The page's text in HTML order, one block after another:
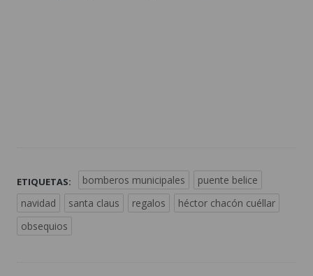
ETIQUETAS: bomberos municipales
puente belice
navidad
santa claus regalos
héctor chacón cuéllar
obsequios